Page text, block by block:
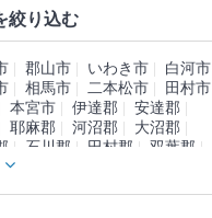
絞り込む
郡山市 いわき市
白河市
相馬市 二本松市
田村市
本宮市 伊達郡
安達郡
耶麻郡 河沼郡
大沼郡
石川郡 田村郡
双葉郡